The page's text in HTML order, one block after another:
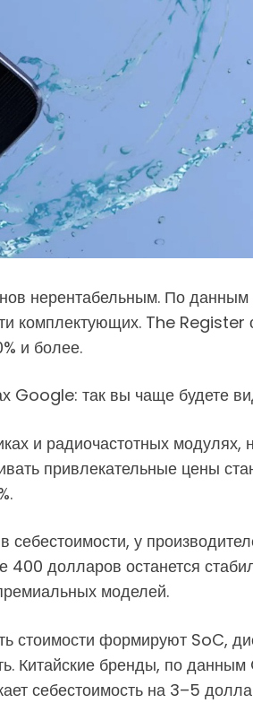
нерентабельным. По
комплектующих. The Register
и более.
Google: так вы чаще будете
и радиочастотных
привлекательные цены
себестоимости, у
долларов останется
моделей.
стоимости формируют SoC,
Китайские бренды, по
себестоимость на 3–5